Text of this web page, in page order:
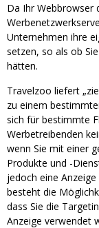
Da Ihr Webbrowser
Unternehmen ihre
setzen, so als ob
hätten.
Travelzoo liefert
zu einem
sich für bestimmte
Werbetreibenden
wenn Sie mit einer
Produkte und -
jedoch eine
besteht die
dass Sie die
Anzeige verwendet